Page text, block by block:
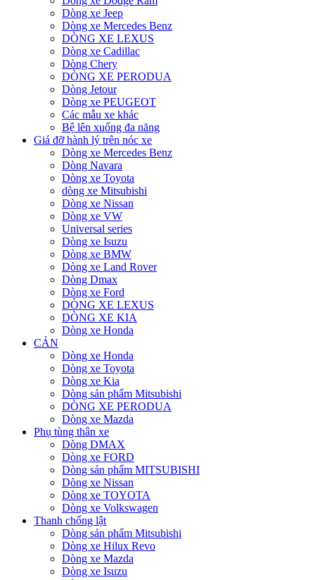
Dòng xe Jeep
Dòng xe Mercedes Benz
DÒNG XE LEXUS
Dòng xe Cadillac
Dòng Chery
DÒNG XE PERODUA
Dòng Jetour
Dòng xe PEUGEOT
Các mẫu xe khác
Bệ lên xuống đa năng
Giá đỡ hành lý trên nóc xe
Dòng xe Mercedes Benz
Dòng Navara
Dòng xe Toyota
dòng xe Mitsubishi
Dòng xe Nissan
Dòng xe VW
Universal series
Dòng xe Isuzu
Dòng xe BMW
Dòng xe Land Rover
Dòng Dmax
Dòng xe Ford
DÒNG XE LEXUS
DÒNG XE KIA
Dòng xe Honda
CẢN
Dòng xe Honda
Dòng xe Toyota
Dòng xe Kia
Dòng sản phẩm Mitsubishi
DÒNG XE PERODUA
Dòng xe Mazda
Phụ tùng thân xe
Dòng DMAX
Dòng xe FORD
Dòng sản phẩm MITSUBISHI
Dòng xe Nissan
Dòng xe TOYOTA
Dòng xe Volkswagen
Thanh chống lật
Dòng sản phẩm Mitsubishi
Dòng xe Hilux Revo
Dòng xe Mazda
Dòng xe Isuzu